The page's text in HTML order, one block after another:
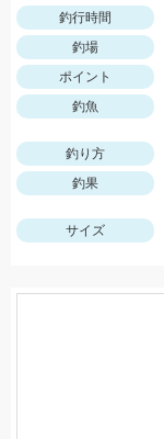
釣行時間
釣場
ポイント
釣魚
釣り方
釣果
サイズ